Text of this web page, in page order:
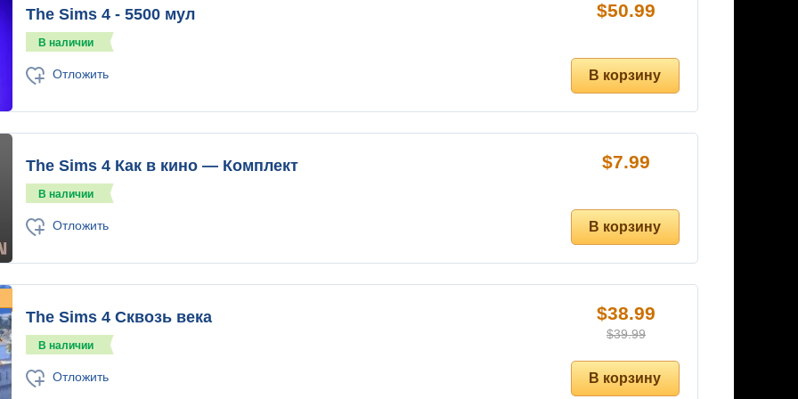
The Sims 4 - 5500 мул
В наличии
$50.99
Отложить
The Sims 4 Как в кино — Комплект
В наличии
$7.99
Отложить
The Sims 4 Сквозь века
В наличии
$39.99
$38.99
Отложить